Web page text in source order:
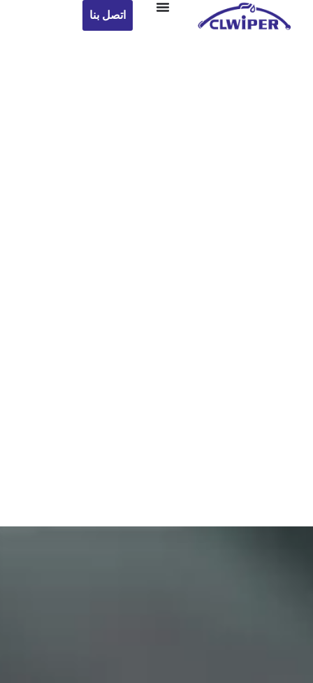
اتصل بنا